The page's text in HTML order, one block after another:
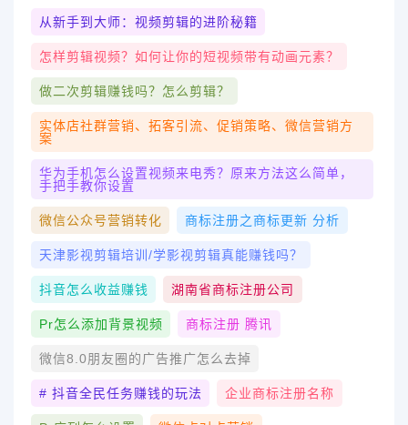
从新手到大师：视频剪辑的进阶秘籍
怎样剪辑视频？如何让你的短视频带有动画元素？
做二次剪辑赚钱吗？怎么剪辑？
实体店社群营销、拓客引流、促销策略、微信营销方
案
华为手机怎么设置视频来电秀？原来方法这么简单，
手把手教你设置
微信公众号营销转化 商标注册之商标更新 分析
天津影视剪辑培训/学影视剪辑真能赚钱吗？
抖音怎么收益赚钱 湖南省商标注册公司
Pr怎么添加背景视频 商标注册 腾讯
微信8.0朋友圈的广告推广怎么去掉
# 抖音全民任务赚钱的玩法 企业商标注册名称